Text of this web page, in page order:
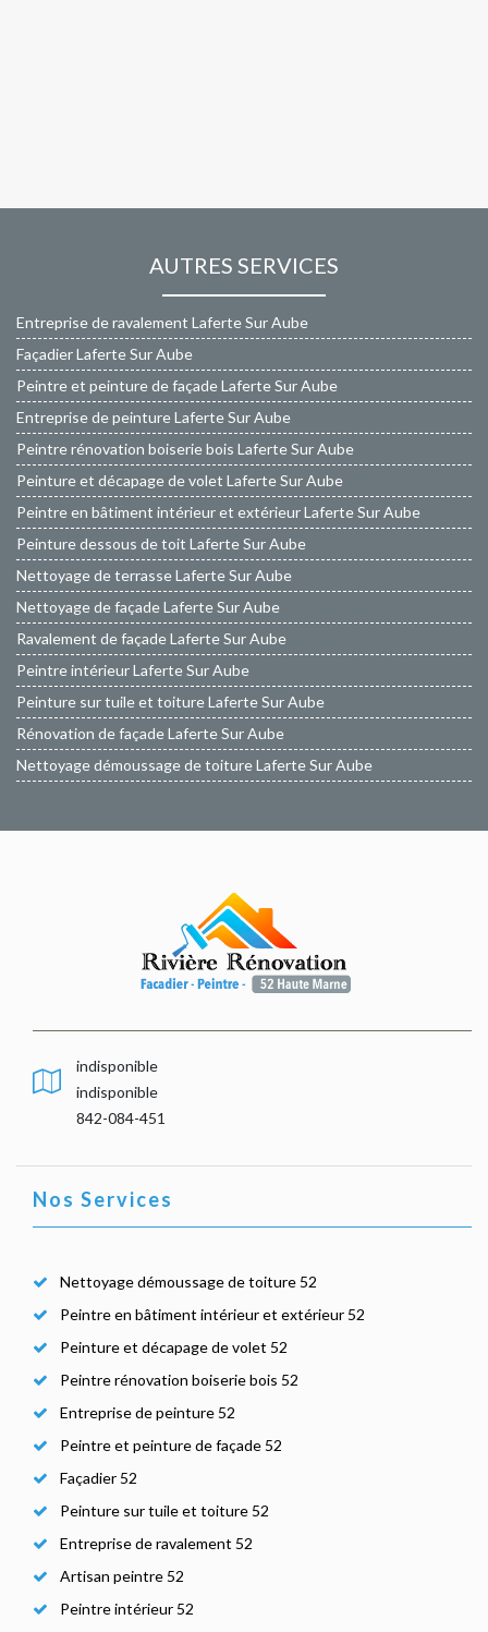
AUTRES SERVICES
Entreprise de ravalement Laferte Sur Aube
Façadier Laferte Sur Aube
Peintre et peinture de façade Laferte Sur Aube
Entreprise de peinture Laferte Sur Aube
Peintre rénovation boiserie bois Laferte Sur Aube
Peinture et décapage de volet Laferte Sur Aube
Peintre en bâtiment intérieur et extérieur Laferte Sur Aube
Peinture dessous de toit Laferte Sur Aube
Nettoyage de terrasse Laferte Sur Aube
Nettoyage de façade Laferte Sur Aube
Ravalement de façade Laferte Sur Aube
Peintre intérieur Laferte Sur Aube
Peinture sur tuile et toiture Laferte Sur Aube
Rénovation de façade Laferte Sur Aube
Nettoyage démoussage de toiture Laferte Sur Aube
indisponible
indisponible
842-084-451
Nos Services
Nettoyage démoussage de toiture 52
Peintre en bâtiment intérieur et extérieur 52
Peinture et décapage de volet 52
Peintre rénovation boiserie bois 52
Entreprise de peinture 52
Peintre et peinture de façade 52
Façadier 52
Peinture sur tuile et toiture 52
Entreprise de ravalement 52
Artisan peintre 52
Peintre intérieur 52